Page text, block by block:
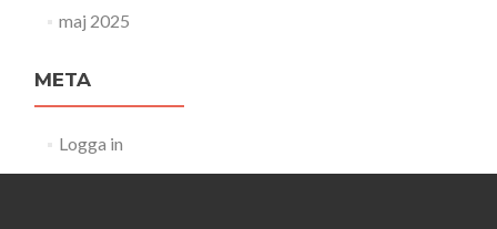
maj 2025
META
Logga in